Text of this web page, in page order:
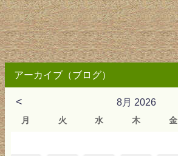
アーカイブ（ブログ）
< 8月 2026
月 火 水 木 金